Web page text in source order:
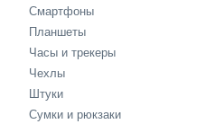
Смартфоны
Планшеты
Часы и трекеры
Чехлы
Штуки
Сумки и рюкзаки